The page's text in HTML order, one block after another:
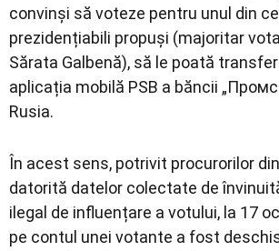
convinși să voteze pentru unul din
prezidențiabili propuși (majoritar
Sărata Galbenă), să le poată
aplicația mobilă PSB a băncii
Rusia.
În acest sens, potrivit procurorilor
datorită datelor colectate de
ilegal de influențare a votului, la 17
pe contul unei votante a fost